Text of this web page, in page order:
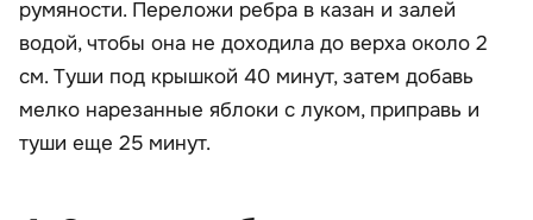
румяности. Переложи ребра в казан и залей
водой, чтобы она не доходила до верха около 2
см. Туши под крышкой 40 минут, затем добавь
мелко нарезанные яблоки с луком, приправь и
туши еще 25 минут.